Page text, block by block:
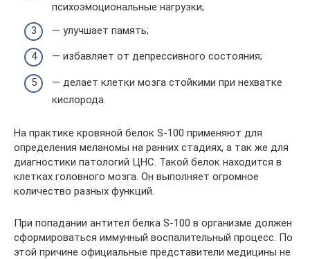
психоэмоциональные нагрузки;
— улучшает память;
— избавляет от депрессивного состояния;
— делает клетки мозга стойкими при нехватке
кислорода.
На практике кровяной белок S-100 применяют для
определения меланомы на ранних стадиях, а так же для
диагностики патологий ЦНС. Такой белок находится в
клетках головного мозга. Он выполняет огромное
количество разных функций.
При попадании антител белка S-100 в организме должен
сформироваться иммунный воспалительный процесс. По
этой причине официальные представители медицины не